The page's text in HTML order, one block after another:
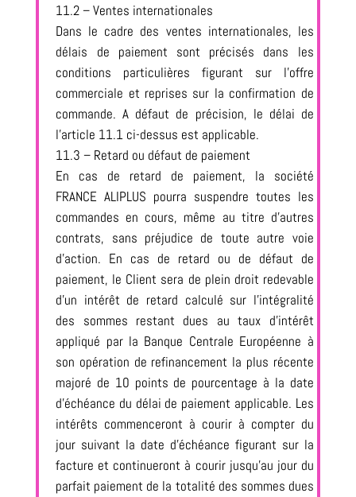
11.2 – Ventes internationales
Dans le cadre des ventes internationales, les
délais de paiement sont précisés dans les
conditions particulières figurant sur l’offre
commerciale et reprises sur la confirmation de
commande. A défaut de précision, le délai de
l’article 11.1 ci-dessus est applicable.
11.3 – Retard ou défaut de paiement
En cas de retard de paiement, la société
FRANCE ALIPLUS pourra suspendre toutes les
commandes en cours, même au titre d’autres
contrats, sans préjudice de toute autre voie
d’action. En cas de retard ou de défaut de
paiement, le Client sera de plein droit redevable
d’un intérêt de retard calculé sur l’intégralité
des sommes restant dues au taux d’intérêt
appliqué par la Banque Centrale Européenne à
son opération de refinancement la plus récente
majoré de 10 points de pourcentage à la date
d’échéance du délai de paiement applicable. Les
intérêts commenceront à courir à compter du
jour suivant la date d’échéance figurant sur la
facture et continueront à courir jusqu’au jour du
parfait paiement de la totalité des sommes dues